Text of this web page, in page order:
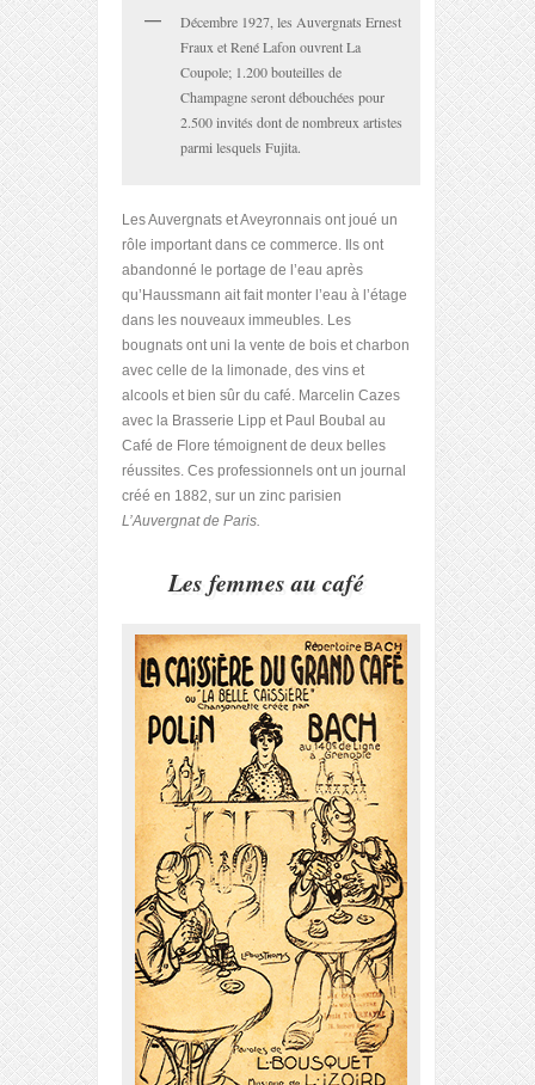
Décembre 1927, les Auvergnats Ernest
Fraux et René Lafon ouvrent La
Coupole; 1.200 bouteilles de
Champagne seront débouchées pour
2.500 invités dont de nombreux artistes
parmi lesquels Fujita.
Les Auvergnats et Aveyronnais ont joué un
rôle important dans ce commerce. Ils ont
abandonné le portage de l’eau après
qu’Haussmann ait fait monter l’eau à l’étage
dans les nouveaux immeubles. Les
bougnats ont uni la vente de bois et charbon
avec celle de la limonade, des vins et
alcools et bien sûr du café. Marcelin Cazes
avec la Brasserie Lipp et Paul Boubal au
Café de Flore témoignent de deux belles
réussites. Ces professionnels ont un journal
créé en 1882, sur un zinc parisien
L’Auvergnat de Paris.
Les femmes au café